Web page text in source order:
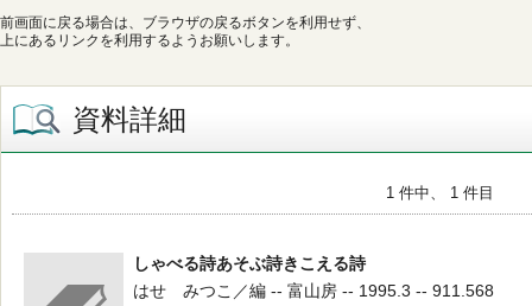
前画面に戻る場合は、ブラウザの戻るボタンを利用せず、
上にあるリンクを利用するようお願いします。
資料詳細
1 件中、 1 件目
しゃべる詩あそぶ詩きこえる詩
はせ みつこ／編 -- 富山房 -- 1995.3 -- 911.568